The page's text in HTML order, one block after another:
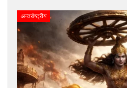
अन्तर्राष्ट्रीय